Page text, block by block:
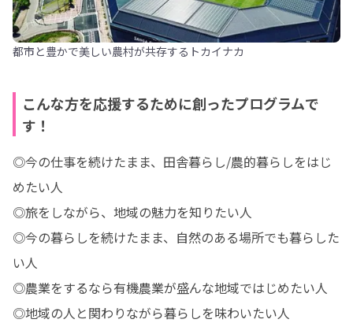
都市と豊かで美しい農村が共存するトカイナカ
こんな方を応援するために創ったプログラムで
す！
◎今の仕事を続けたまま、田舎暮らし/農的暮らしをはじ
めたい人
◎旅をしながら、地域の魅力を知りたい人
◎今の暮らしを続けたまま、自然のある場所でも暮らした
い人
◎農業をするなら有機農業が盛んな地域ではじめたい人
◎地域の人と関わりながら暮らしを味わいたい人